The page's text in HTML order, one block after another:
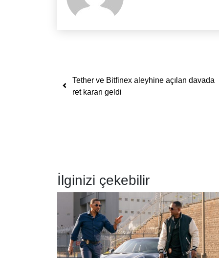
Yazı dolaşımı
Tether ve Bitfinex aleyhine açılan davada
ret kararı geldi
İlginizi çekebilir